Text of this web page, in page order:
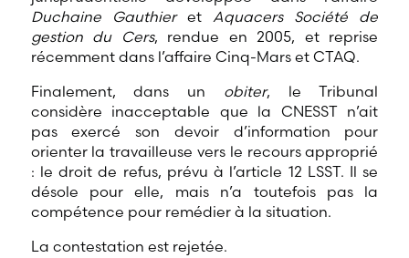
Duchaine Gauthier etAquacers Société de
gestion du Cers, rendue en 2005, et reprise
récemment dans l’affaire Cinq-Mars et CTAQ.
Finalement, dans un obiter, le Tribunal
considère inacceptable que la CNESST n’ait
pas exercé son devoir d’information pour
orienter la travailleuse vers le recours approprié
: le droit de refus, prévu à l’article 12 LSST. Il se
désole pour elle, mais n’a toutefois pas la
compétence pour remédier à la situation.
La contestation est rejetée.